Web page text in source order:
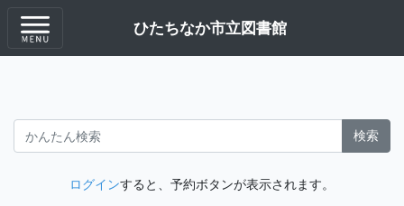
ひたちなか市立図書館
検索
ログインすると、予約ボタンが表示されます。